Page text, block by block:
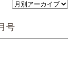
号
人各種手続き
請